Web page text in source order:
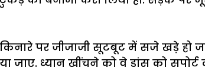
किनारे पर जीजाजी सूटबूट में सजे खड़े
जाए. ध्यान खींचने को वे डांस को